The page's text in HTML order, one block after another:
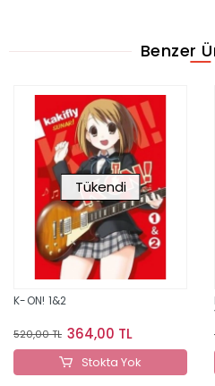
Benzer
Tükendi
K-ON! 1&2
520,00 TL 364,00 TL
Stokta Yok